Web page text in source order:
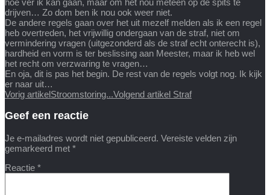
drijven… Zo dom ben ik nou ook weer niet.
De andere regels gaan over het uit mezelf melden als ik een regel
heb overtreden, het vrijwillig ondergaan van de straf, niet om
vermindering vragen (uitgezonderd als de straf echt onterecht is),
hardheid en vorm is ter beslissing aan Meester, maar ik heb wel
het recht om verzwaring te vragen…
En oja, dit is pas het begin. De rest van de regels volgt nog. Ik kijk
er naar uit…
Vorig artikelStroomstoring...Volgend artikel Straf
Geef een reactie
Je e-mailadres wordt niet gepubliceerd. Vereiste velden zijn
gemarkeerd met *
Reactie *